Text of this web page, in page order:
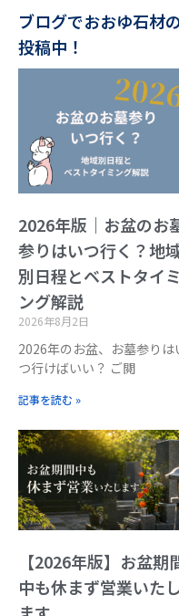
ブログでおおゆ石材
投稿中！
2026年版｜お盆のお
参りはいつ行く？地
別日程とベストタイミ
ング解説
2026年8月2日
2026年のお盆、お墓参りは
つ行けばいい？ ご閲
記事を読む »
【2026年版】お盆期
中も休まず営業いたし